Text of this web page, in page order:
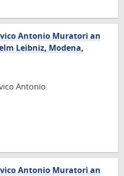
Antonio Muratori an
Leibniz, Modena,
Antonio
Antonio Muratori an